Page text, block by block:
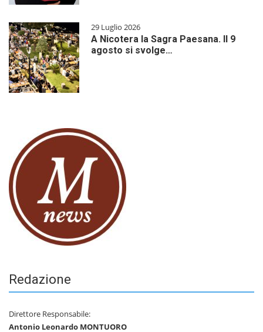
29 Luglio 2026
A Nicotera la Sagra Paesana. Il 9
agosto si svolge…
Redazione
Direttore Responsabile:
Antonio Leonardo MONTUORO